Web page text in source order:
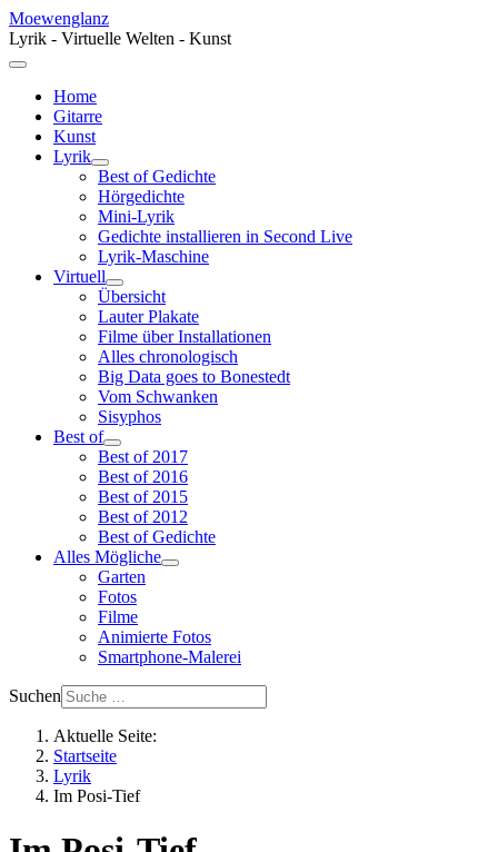
Moewenglanz
Lyrik - Virtuelle Welten - Kunst
Home
Gitarre
Kunst
Lyrik
Best of Gedichte
Hörgedichte
Mini-Lyrik
Gedichte installieren in Second Live
Lyrik-Maschine
Virtuell
Übersicht
Lauter Plakate
Filme über Installationen
Alles chronologisch
Big Data goes to Bonestedt
Vom Schwanken
Sisyphos
Best of
Best of 2017
Best of 2016
Best of 2015
Best of 2012
Best of Gedichte
Alles Mögliche
Garten
Fotos
Filme
Animierte Fotos
Smartphone-Malerei
Suchen
Aktuelle Seite:
Startseite
Lyrik
Im Posi-Tief